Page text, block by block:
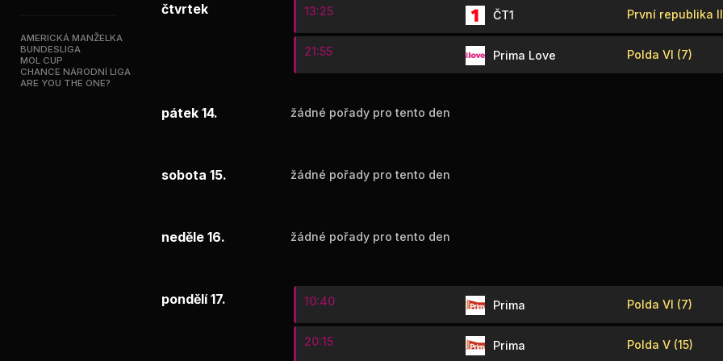
AMERICKÁ MANŽELKA
BUNDESLIGA
MOL CUP
CHANCE NÁRODNÍ LIGA
ARE YOU THE ONE?
čtvrtek 13:25 ČT1 První republika
21:55 Prima Love Polda VI (7)
pátek 14. žádné pořady pro tento den
sobota 15. žádné pořady pro tento den
neděle 16. žádné pořady pro tento den
pondělí 17. 10:40 Prima Polda VI (7)
20:15 Prima Polda V (15)